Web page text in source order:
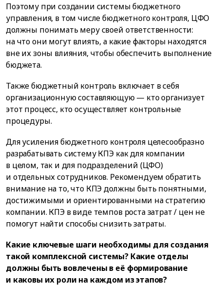
Поэтому при создании системы бюджетного
управления, в том числе бюджетного контроля, ЦФО
должны понимать меру своей ответственности:
на что они могут влиять, а какие факторы находятся
вне их зоны влияния, чтобы обеспечить выполнение
бюджета.
Также бюджетный контроль включает в себя
организационную составляющую — кто организует
этот процесс, кто осуществляет контрольные
процедуры.
Для усиления бюджетного контроля целесообразно
разрабатывать систему КПЭ как для компании
в целом, так и для подразделений (ЦФО)
и отдельных сотрудников. Рекомендуем обратить
внимание на то, что КПЭ должны быть понятными,
достижимыми и ориентированными на стратегию
компании. КПЭ в виде темпов роста затрат / цен не
помогут найти способы снизить затраты.
Какие ключевые шаги необходимы для создания
такой комплексной системы? Какие отделы
должны быть вовлечены в её формирование
и каковы их роли на каждом из этапов?